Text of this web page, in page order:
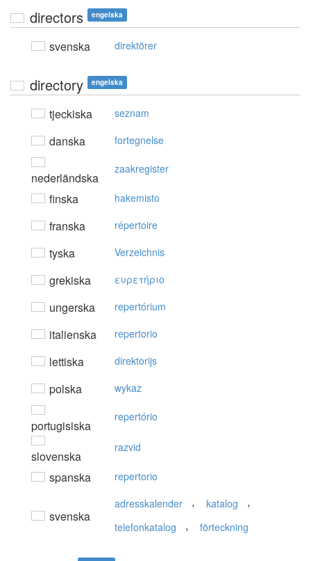
directors engelska
svenska direktörer
directory engelska
tjeckiska seznam
danska fortegnelse
nederländska
zaakregister
finska hakemisto
franska répertoire
tyska Verzeichnis
grekiska ευρετήριo
ungerska repertórium
italienska repertorio
lettiska direktorijs
polska wykaz
portugisiska
repertório
slovenska
razvid
spanska repertorio
svenska
adresskalender , katalog ,
telefonkatalog , förteckning